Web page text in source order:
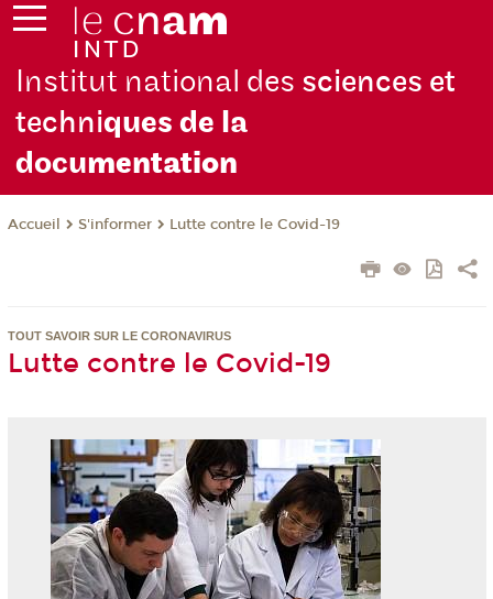
Institut national des sciences et
techniques de la
documentation
Accueil S'informer Lutte contre le Covid-19
TOUT SAVOIR SUR LE CORONAVIRUS
Lutte contre le Covid-19